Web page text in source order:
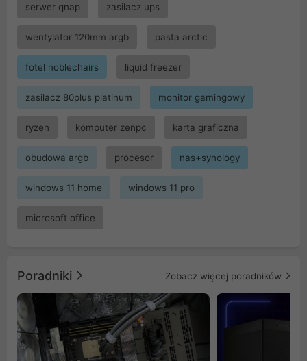
serwer qnap zasilacz ups
wentylator 120mm argb pasta arctic
fotel noblechairs liquid freezer
zasilacz 80plus platinum monitor gamingowy
ryzen komputer zenpc karta graficzna
obudowa argb procesor nas+synology
windows 11 home windows 11 pro
microsoft office
Poradniki Zobacz więcej poradników